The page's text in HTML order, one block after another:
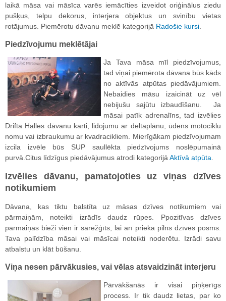
laikā māsa vai māsīca varēs iemācīties izveidot oriģinālus ziedu
pušķus, telpu dekorus, interjera objektus un svinību vietas
rotājumus. Piemērotu dāvanu meklē kategorijā Radošie kursi
Piedzīvojumu meklētājai
Ja Tava māsa mīl piedzīvojumus,
tad viņai piemērota dāvana būs kāds
no aktīvās atpūtas piedāvājumiem.
Nebaidies māsu izaicināt uz vēl
nebijušu sajūtu izbaudīšanu. Ja
māsai patīk adrenalīns, tad izvēlies
Drifta Halles dāvanu karti, lidojumu ar deltaplānu, ūdens motociklu
nomu vai izbraukumu ar kvadracikliem. Mierīgākam piedzīvojumam
izcila izvēle būs SUP saullēkta piedzīvojums noslēpumainā
purvā.Citus līdzīgus piedāvājumus atrodi kategorijā Aktīvā atpūta
Izvēlies dāvanu, pamatojoties uz viņas dzīves
notikumiem
Dāvana, kas tiktu balstīta uz māsas dzīves notikumiem vai
pārmaiņām, noteikti izrādīs daudz rūpes. Ppozitīvas dzīves
pārmaiņas bieži vien ir sarežģīts, lai arī prieka pilns dzīves posms.
Tava palīdzība māsai vai māsīcai noteikti noderētu. Izrādi savu
atbalstu un klāt būšanu.
Viņa nesen pārvākusies, vai vēlas atsvaidzināt interjeru
Pārvākšanās ir visai piņķerīgs
process. Ir tik daudz lietas, par ko